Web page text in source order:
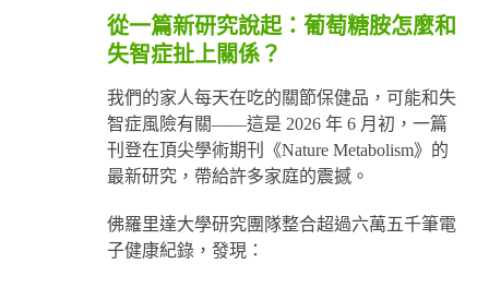
從一篇新研究說起：葡萄糖胺怎麼和
失智症扯上關係？
我們的家人每天在吃的關節保健品，可能和失
智症風險有關——這是 2026 年 6 月初，一篇
刊登在頂尖學術期刊《Nature Metabolism》的
最新研究，帶給許多家庭的震撼。
佛羅里達大學研究團隊整合超過六萬五千筆電
子健康紀錄，發現：